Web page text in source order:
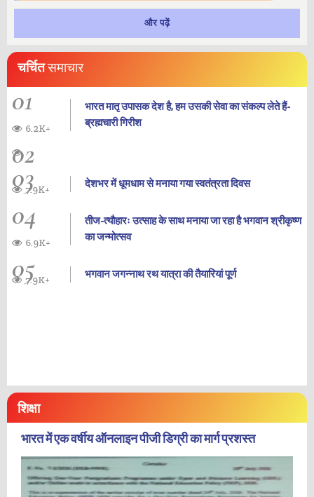
और पढ़ें
चर्चितसमाचार
01
भारत मातृ उपासक देश है, हम उसकी सेवा का संकल्प लेते हैं-
ब्रह्मचारी गिरीश
6.2K+
02
03 देशभर में धूमधाम से मनाया गया स्वतंत्रता दिवस
7.9K+
04
तीज-त्यौहारः उत्साह के साथ मनाया जा रहा है भगवान श्रीकृष्ण
का जन्‍मोत्‍सव
6.9K+
05 भगवान जगन्नाथ रथ यात्रा की तैयारियां पूर्ण
7.9K+
शिक्षा
भारत में एक वर्षीय ऑनलाइन पीजी डिग्री का मार्ग प्रशस्त